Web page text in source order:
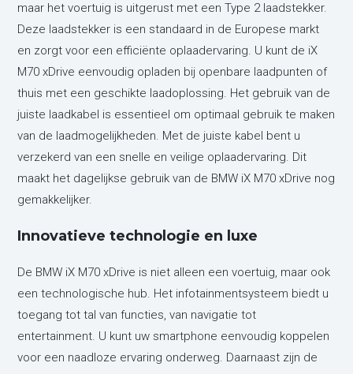
maar het voertuig is uitgerust met een Type 2 laadstekker.
Deze laadstekker is een standaard in de Europese markt
en zorgt voor een efficiënte oplaadervaring. U kunt de iX
M70 xDrive eenvoudig opladen bij openbare laadpunten of
thuis met een geschikte laadoplossing. Het gebruik van de
juiste laadkabel is essentieel om optimaal gebruik te maken
van de laadmogelijkheden. Met de juiste kabel bent u
verzekerd van een snelle en veilige oplaadervaring. Dit
maakt het dagelijkse gebruik van de BMW iX M70 xDrive nog
gemakkelijker.
Innovatieve technologie en luxe
De BMW iX M70 xDrive is niet alleen een voertuig, maar ook
een technologische hub. Het infotainmentsysteem biedt u
toegang tot tal van functies, van navigatie tot
entertainment. U kunt uw smartphone eenvoudig koppelen
voor een naadloze ervaring onderweg. Daarnaast zijn de